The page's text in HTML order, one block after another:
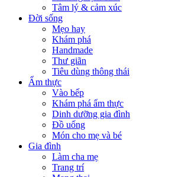
Tâm lý & cảm xúc
Đời sống
Mẹo hay
Khám phá
Handmade
Thư giãn
Tiêu dùng thông thái
Ẩm thực
Vào bếp
Khám phá ẩm thực
Dinh dưỡng gia đình
Đồ uống
Món cho mẹ và bé
Gia đình
Làm cha mẹ
Trang trí